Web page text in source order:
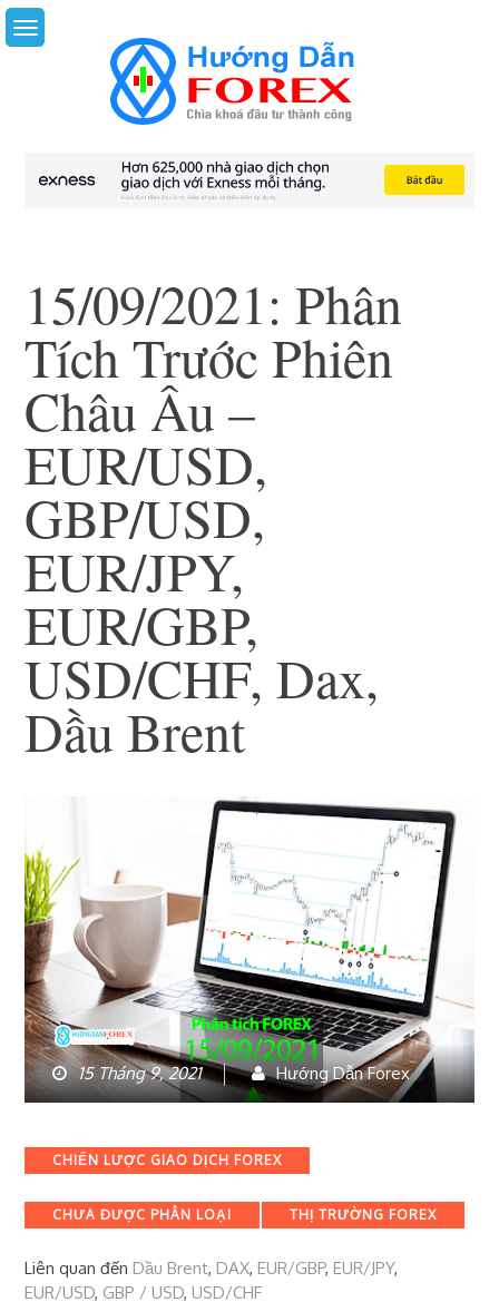
Skip
to
15/09/2021: Phân
Tích Trước Phiên
Châu Âu –
EUR/USD,
GBP/USD,
EUR/JPY,
EUR/GBP,
USD/CHF, Dax,
Dầu Brent
15 Tháng 9, 2021 Hướng Dẫn Forex
Categories
CHIẾN LƯỢC GIAO DỊCH FOREX
CHƯA ĐƯỢC PHÂN LOẠI THỊ TRƯỜNG FOREX
Liên quan đếnDầu Brent,DAX,EUR/GBP,EUR/JPY,
EUR/USD, GBP / USD,USD/CHF